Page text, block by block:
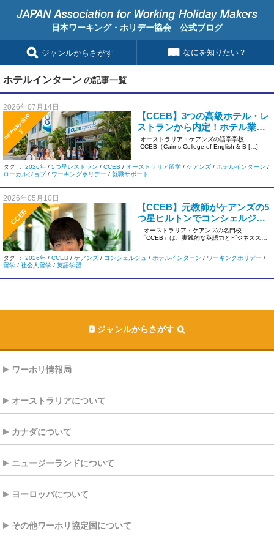
日本ワーキング・ホリデー協会 公式ブログ
ジャンルからさがす なにを知りたい？
ホテルインターン の記事一覧
2026年07月14日
n
e
w
s
s
y
d
n
e
y
【CCEB】3つの高級ホテル・レ
ストランから内定！ホテル業界
に強いワーキングホリデープロ
グラムで夢を掴む
オーストラリア・ケアンズの語学学校
CCEB（Cairns College of English & B […]
タグ ： 2026年 / 5つ星レストラン / CCEB / オーストラリア留学 / ケアンズ / ホテルインターン /
ローカルジョブ / ワーキングホリデー / 就職サポート
2026年05月10日
CCEB
【CCEB】元教師がケアンズの5
つ星ヒルトンでコンシェルジュ
に！ワーホリ成功の秘訣とは？
オーストラリア・ケアンズの名門校
「CCEB」は、実践的な英語力とビジネススキ
タグ ： 2026年 / CCEB / ケアンズ / コンシェルジュ / ホテルインターン / ワーキングホリデー /
留学 / 社会人留学 / 英語学習
ジャンルからさがす
ワーホリ情報局
オーストラリアについて
カナダについて
ニュージーランドについて
ヨーロッパについて
その他ワーホリ協定国について